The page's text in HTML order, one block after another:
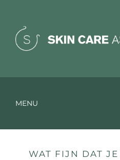
inhoud
MENU
WAT FIJN DAT